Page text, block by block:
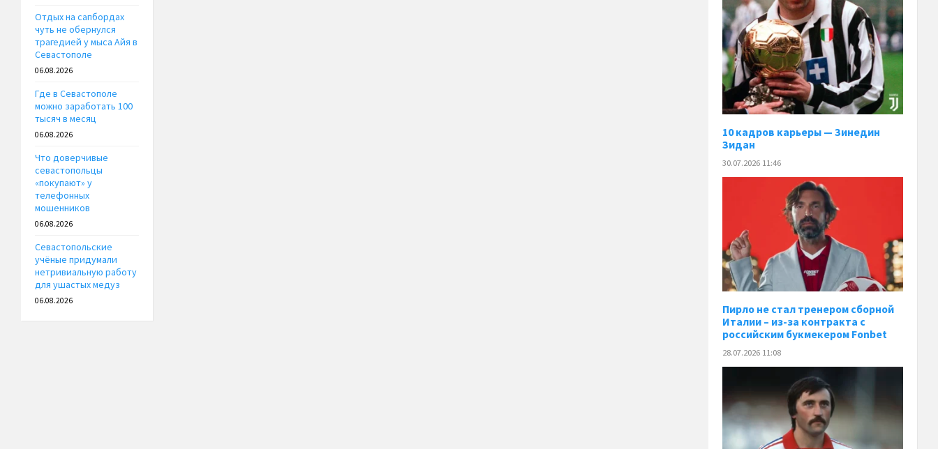
Отдых на сапбордах
чуть не обернулся
трагедией у мыса Айя в
Севастополе
06.08.2026
Где в Севастополе
можно заработать 100
тысяч в месяц
06.08.2026
Что доверчивые
севастопольцы
«покупают» у
телефонных
мошенников
06.08.2026
Севастопольские
учёные придумали
нетривиальную работу
для ушастых медуз
06.08.2026
10 кадров карьеры — Зинедин
Зидан
30.07.2026 11:46
Пирло не стал тренером сборной
Италии – из-за контракта с
российским букмекером Fonbet
28.07.2026 11:08